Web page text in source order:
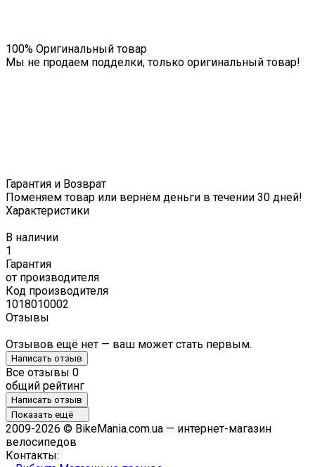
100% Оригинальный товар
Мы не продаем подделки, только оригинальный товар!
Гарантия и Возврат
Поменяем товар или вернём деньги в течении 30 дней!
Характеристики
В наличии
1
Гарантия
от производителя
Код производителя
1018010002
Отзывы
Отзывов ещё нет — ваш может стать первым.
Написать отзыв
Все отзывы 0
общий рейтинг
Написать отзыв
Показать ещё
2009-2026 © BikeMania.com.ua — интернет-магазин
велосипедов
Контакты: